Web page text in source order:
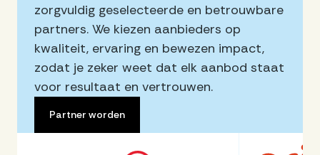
zorgvuldig geselecteerde en betrouwbare
partners. We kiezen aanbieders op
kwaliteit, ervaring en bewezen impact,
zodat je zeker weet dat elk aanbod staat
voor resultaat en vertrouwen.
Partner worden